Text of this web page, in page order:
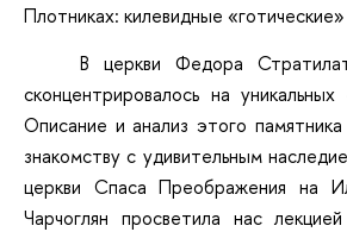
Плотниках: килевидные
В церкви Федора
сконцентрировалось на
Описание и анализ этого
знакомству с удивительным
церкви Спаса Преображения на
Чарчоглян просветила нас